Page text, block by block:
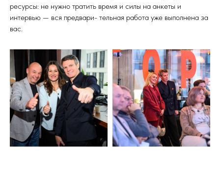
ресурсы: не нужно тратить время и силы на анкеты и
интервью — вся предвари- тельная работа уже выполнена за
вас.